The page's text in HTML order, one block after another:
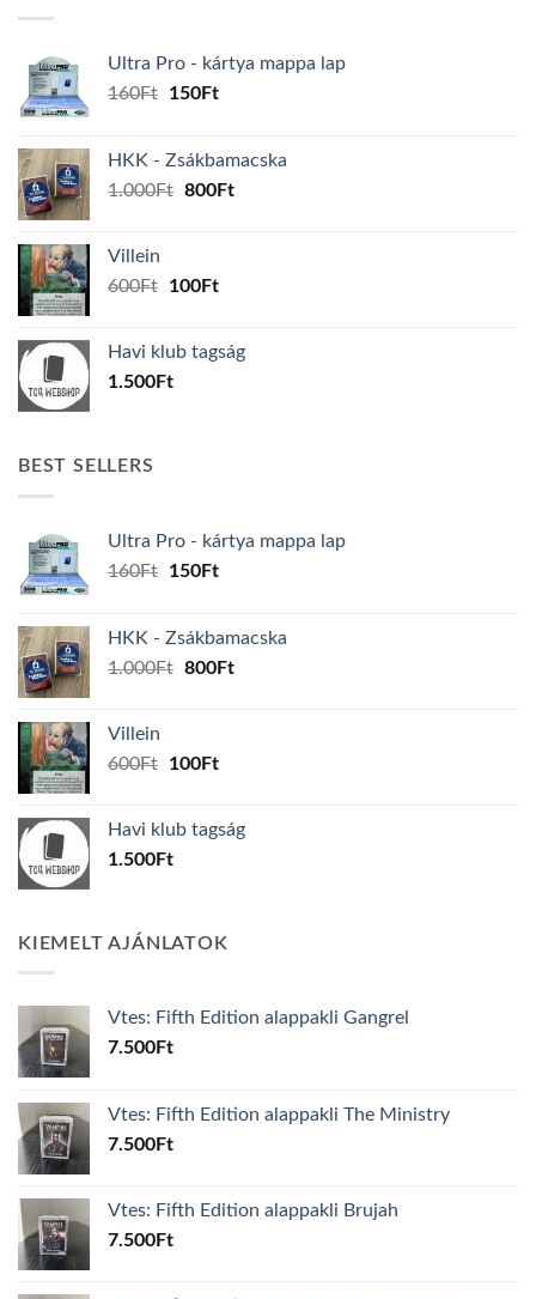
Ultra Pro - kártya mappa lap
160Ft
Original
160Ft.
150FtCurrent
150Ft.
HKK - Zsákbamacska
1.000Ft Original
800FtCurrent
Villein
600Ft
Original
600Ft.
100FtCurrent
100Ft.
Havi klub tagság
1.500Ft
BEST SELLERS
Ultra Pro - kártya mappa lap
160Ft
Original
160Ft.
150FtCurrent
150Ft.
HKK - Zsákbamacska
1.000Ft Original
800FtCurrent
Villein
600Ft
Original
600Ft.
100FtCurrent
100Ft.
Havi klub tagság
1.500Ft
KIEMELT AJÁNLATOK
Vtes: Fifth Edition alappakli Gangrel
7.500Ft
Vtes: Fifth Edition alappakli The Ministry
7.500Ft
Vtes: Fifth Edition alappakli Brujah
7.500Ft